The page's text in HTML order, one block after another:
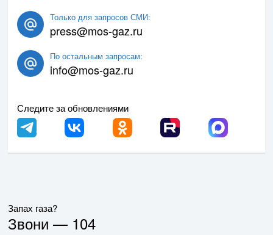
Только для запросов СМИ:
press@mos-gaz.ru
По остальным запросам:
info@mos-gaz.ru
Следите за обновлениями
Запах газа?
Звони — 104